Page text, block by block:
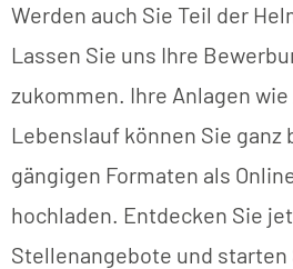
Werden auch Sie Teil der
Lassen Sie uns Ihre
zukommen. Ihre Anlagen
Lebenslauf können Sie ganz
gängigen Formaten als
hochladen. Entdecken Sie
Stellenangebote und starten